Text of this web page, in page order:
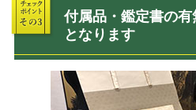
付属品・鑑定書の
となります